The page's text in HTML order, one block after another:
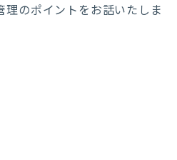
のポイントをお話いたしま